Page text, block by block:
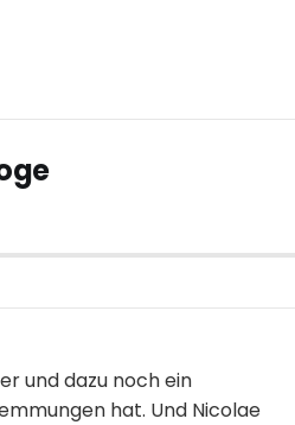
und dazu noch ein
hat. Und Nicolae